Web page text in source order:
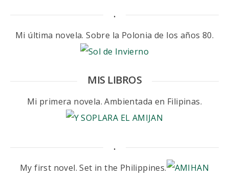
.
Mi última novela. Sobre la Polonia de los años 80.
MIS LIBROS
Mi primera novela. Ambientada en Filipinas.
.
My first novel. Set in the Philippines.